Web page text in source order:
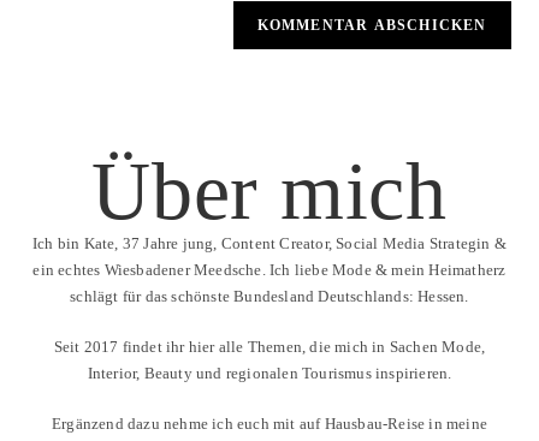
Über mich
Ich bin Kate, 37 Jahre jung, Content Creator, Social Media Strategin &
ein echtes Wiesbadener Meedsche. Ich liebe Mode & mein Heimatherz
schlägt für das schönste Bundesland Deutschlands: Hessen.
Seit 2017 findet ihr hier alle Themen, die mich in Sachen Mode,
Interior, Beauty und regionalen Tourismus inspirieren.
Ergänzend dazu nehme ich euch mit auf Hausbau-Reise in meine